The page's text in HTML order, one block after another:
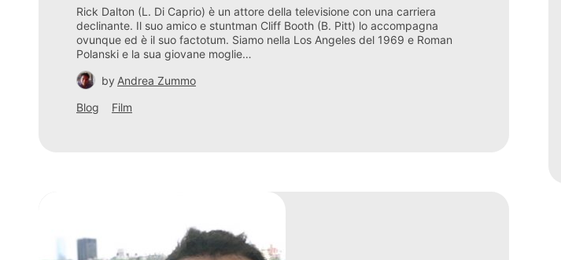
Rick Dalton (L. Di Caprio) è un attore della televisione con una carriera
declinante. Il suo amico e stuntman Cliff Booth (B. Pitt) lo accompagna
ovunque ed è il suo factotum. Siamo nella Los Angeles del 1969 e Roman
Polanski e la sua giovane moglie…
by Andrea Zummo
Blog
Film